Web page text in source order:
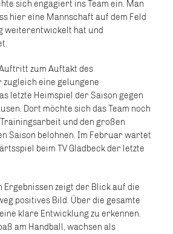
sich engagiert ins Team ein. Man
hier eine Mannschaft auf dem Feld
weiterentwickelt hat und
zum Auftakt des
zugleich eine gelungene
letzte Heimspiel der Saison gegen
Dort möchte sich das Team noch
und den großen
Saison belohnen. Im Februar wartet
beim TV Gladbeck der letzte
Ergebnissen zeigt der Blick auf die
positives Bild. Über die gesamte
klare Entwicklung zu erkennen.
am Handball, wachsen als